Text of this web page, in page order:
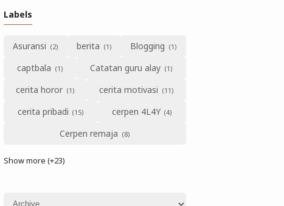
Labels
Asuransi berita
Blogging
captbala
Catatan guru alay
cerita horor
cerita motivasi
cerita pribadi
cerpen 4L4Y
Cerpen remaja
Show more (+23)